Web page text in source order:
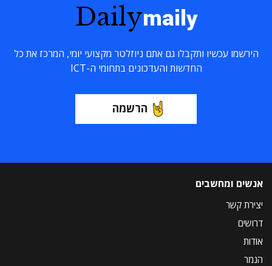
Dailymaily
הירשמו עכשיו ותקבלו גם אתם ניוזלטר מקצועי יומי, המרכז את כל
החדשות והעדכונים בתחומי ה-ICT
הרשמה
אנשים ומחשבים
יצירת קשר
דרושים
אודות
הנמר